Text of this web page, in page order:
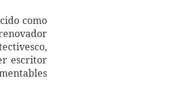
como
escritor